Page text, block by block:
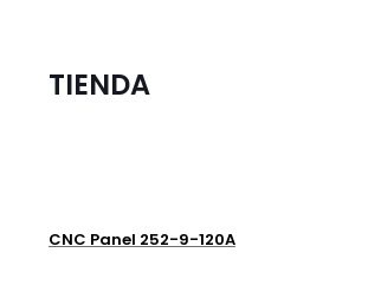
TIENDA
CNC Panel 252-9-120A